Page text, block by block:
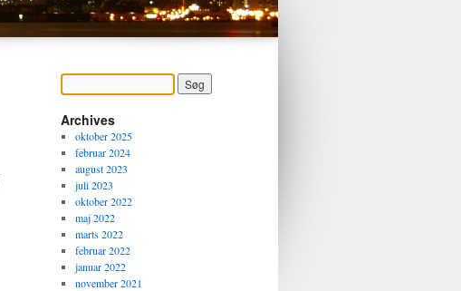
Archives
oktober 2025
februar 2024
august 2023
juli 2023
oktober 2022
maj 2022
marts 2022
februar 2022
januar 2022
november 2021